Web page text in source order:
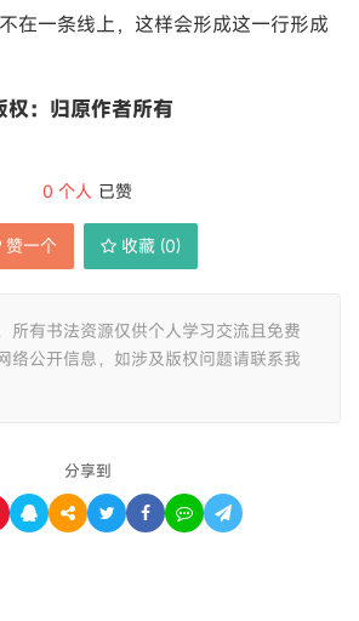
在一条线上，这样会形成这一行形成
：归原作者所有
0 个人 已赞
赞一个 收藏 (0)
所有书法资源仅供个人学习交流且免费
络公开信息，如涉及版权问题请联系我
分享到